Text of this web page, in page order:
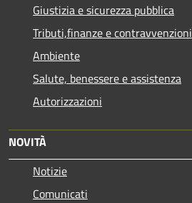
Giustizia e sicurezza pubblica
Tributi,finanze e contravvenzioni
Ambiente
Salute, benessere e assistenza
Autorizzazioni
NOVITÀ
Notizie
Comunicati